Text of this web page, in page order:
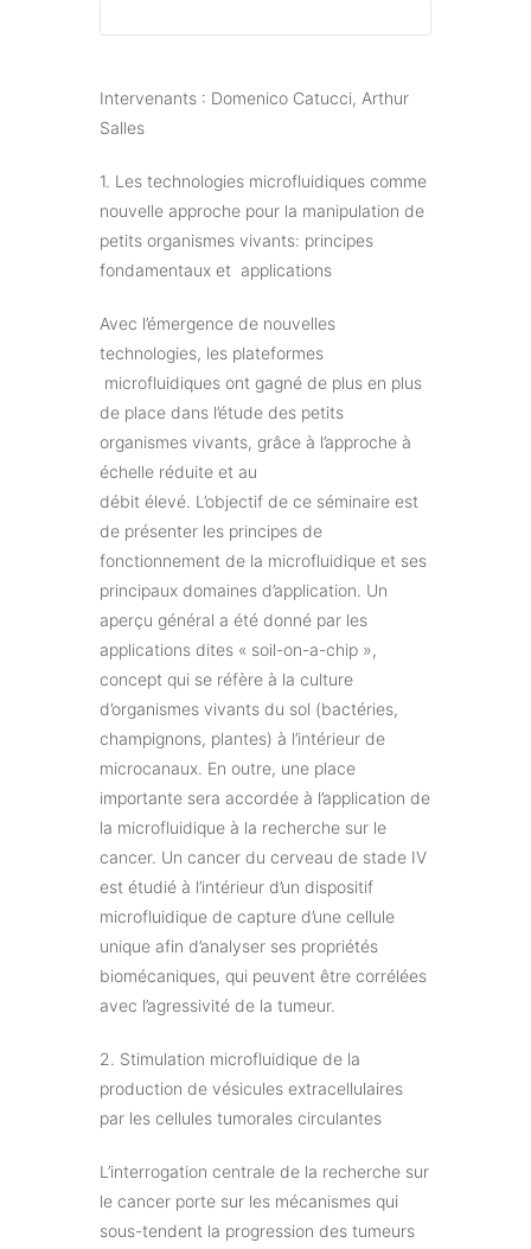
Intervenants : Domenico Catucci, Arthur
Salles
1. Les technologies microfluidiques comme
nouvelle approche pour la manipulation de
petits organismes vivants: principes
fondamentaux et applications
Avec l’émergence de nouvelles
technologies, les plateformes
microfluidiques ont gagné de plus en plus
de place dans l’étude des petits
organismes vivants, grâce à l’approche à
échelle réduite et au
débit élevé. L’objectif de ce séminaire est
de présenter les principes de
fonctionnement de la microfluidique et ses
principaux domaines d’application. Un
aperçu général a été donné par les
applications dites « soil-on-a-chip »,
concept qui se réfère à la culture
d’organismes vivants du sol (bactéries,
champignons, plantes) à l’intérieur de
microcanaux. En outre, une place
importante sera accordée à l’application de
la microfluidique à la recherche sur le
cancer. Un cancer du cerveau de stade IV
est étudié à l’intérieur d’un dispositif
microfluidique de capture d’une cellule
unique afin d’analyser ses propriétés
biomécaniques, qui peuvent être corrélées
avec l’agressivité de la tumeur.
2. Stimulation microfluidique de la
production de vésicules extracellulaires
par les cellules tumorales circulantes
L’interrogation centrale de la recherche sur
le cancer porte sur les mécanismes qui
sous-tendent la progression des tumeurs